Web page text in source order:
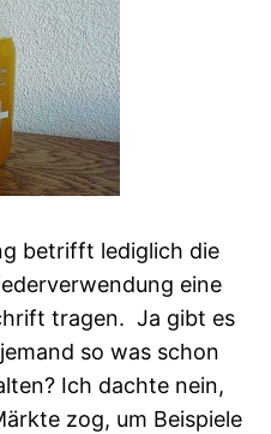
betrifft lediglich die
eine
tragen. Ja gibt es
so was schon
Ich dachte nein,
zog, um Beispiele